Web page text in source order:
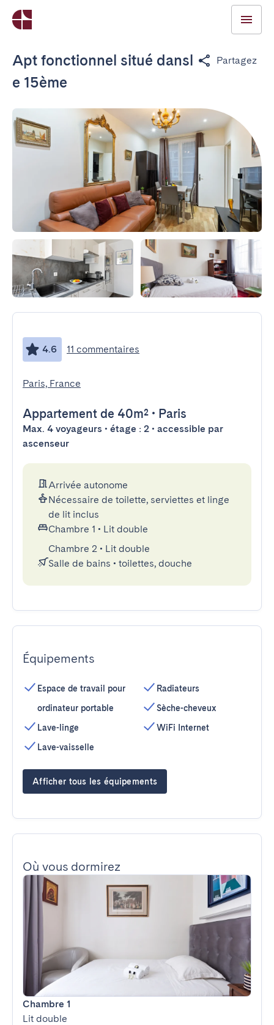
Apt fonctionnel situé dansl
e 15ème
Partagez
4.6 11 commentaires
Paris, France
Appartement de 40m² • Paris
Max. 4 voyageurs • étage : 2 • accessible par
ascenseur
Arrivée autonome
Nécessaire de toilette, serviettes et linge
de lit inclus
Chambre 1 • Lit double
Chambre 2 • Lit double
Salle de bains • toilettes, douche
Équipements
Espace de travail pour
ordinateur portable
Lave-linge
Lave-vaisselle
Radiateurs
Sèche-cheveux
WiFi Internet
Afficher tous les équipements
Où vous dormirez
Chambre 1
Lit double